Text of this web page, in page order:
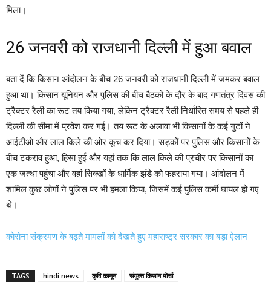
मिला।
26 जनवरी को राजधानी दिल्ली में हुआ बवाल
बता दें कि किसान आंदोलन के बीच 26 जनवरी को राजधानी दिल्ली में जमकर बवाल
हुआ था। किसान यूनियन और पुलिस की बीच बैठकों के दौर के बाद गणतंत्र दिवस की
ट्रैक्टर रैली का रूट तय किया गया, लेकिन ट्रैक्टर रैली निर्धारित समय से पहले ही
दिल्ली की सीमा में प्रवेश कर गई। तय रूट के अलावा भी किसानों के कई गुटों ने
आईटीओ और लाल किले की ओर कूच कर दिया। सड़कों पर पुलिस और किसानों के
बीच टकराव हुआ, हिंसा हुई और यहां तक कि लाल किले की प्रचीर पर किसानों का
एक जत्था पहुंचा और वहां सिक्खों के धार्मिक झंडे को फहराया गया। आंदोलन में
शामिल कुछ लोगों ने पुलिस पर भी हमला किया, जिसमें कई पुलिस कर्मी घायल हो गए
थे।
कोरोना संक्रमण के बढ़ते मामलों को देखते हुए महाराष्ट्र सरकार का बड़ा ऐलान
TAGS hindi news कृषि कानून संयुक्त किसान मोर्चा